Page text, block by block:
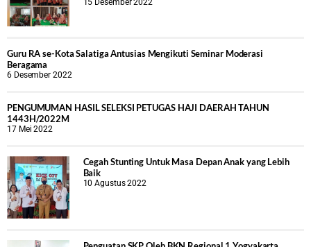
15 Desember 2022
Guru RA se-Kota Salatiga Antusias Mengikuti Seminar Moderasi
Beragama
6 Desember 2022
PENGUMUMAN HASIL SELEKSI PETUGAS HAJI DAERAH TAHUN
1443H/2022M
17 Mei 2022
Cegah Stunting Untuk Masa Depan Anak yang Lebih
Baik
10 Agustus 2022